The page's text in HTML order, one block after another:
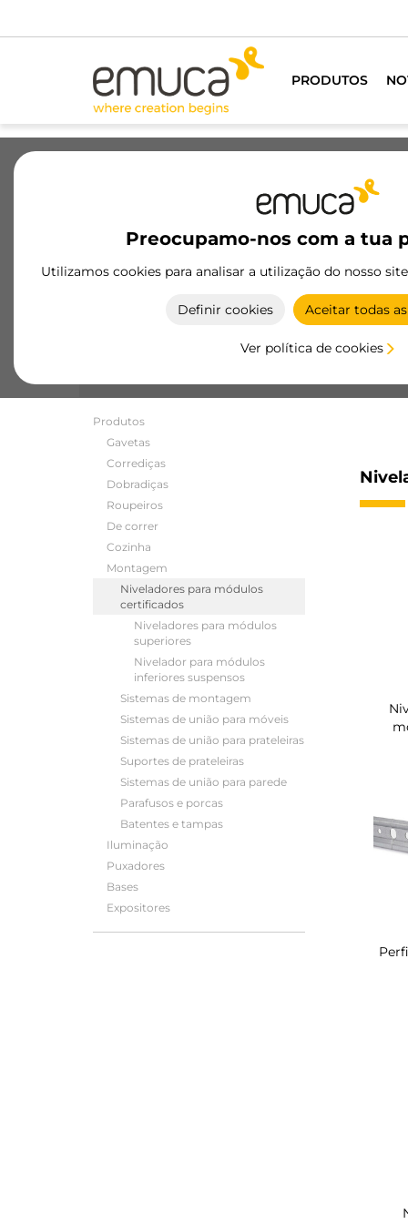
QUER SER
PRODUTOS
Preocupamo-nos com a tua
Utilizamos cookies para analisar a utilização do nosso
Definir cookies Aceitar todas
Ver política de cookies
Dobradiças
Niveladores para módulos
certificados
Niveladores para módulos certificados de alta
eficiente de prateleiras e módulos em qualquer
Produtos
Gavetas
Corrediças
Dobradiças
Roupeiros
De correr
Cozinha
Montagem
Niveladores para módulos
certificados
Niveladores para módulos
superiores
Nivelador para módulos
inferiores suspensos
Sistemas de montagem
Sistemas de união para móveis
Sistemas de união para prateleiras
Suportes de prateleiras
Sistemas de união para parede
Parafusos e porcas
Batentes e tampas
Iluminação
Puxadores
Bases
Expositores